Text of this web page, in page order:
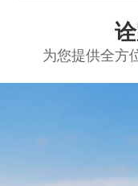
为您提供全方